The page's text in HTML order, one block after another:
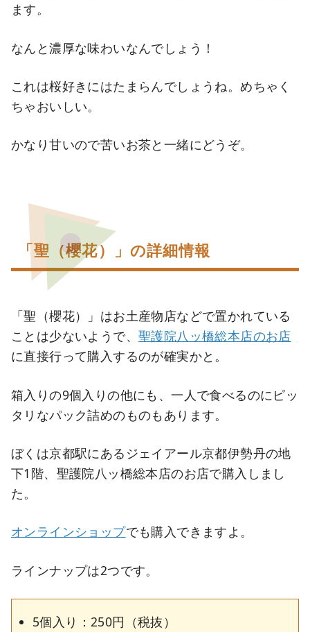
ます。
なんと濃厚な味わいなんでしょう！
これは桜好きにはたまらんでしょうね。めちゃく
ちゃおいしい。
かなり甘いので苦いお茶と一緒にどうぞ。
「聖（櫻花）」の詳細情報
「聖（櫻花）」はお土産物店などで置かれている
ことは少ないようで、 聖護院八ッ橋総本店のお店
に直接行って購入するのが確実かと。
箱入りの9個入りの他にも、一人で食べるのにピッ
タリなパック詰めのものもあります。
ぼくは京都駅にあるジェイアール京都伊勢丹の地
下1階、聖護院八ッ橋総本店のお店で購入しまし
た。
オンラインショップでも購入できますよ。
ラインナップは2つです。
5個入り：250円（税抜）